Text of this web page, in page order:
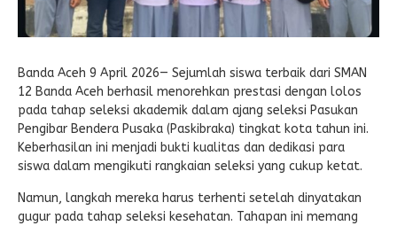
Banda Aceh 9 April 2026— Sejumlah siswa terbaik dari SMAN
12 Banda Aceh berhasil menorehkan prestasi dengan lolos
pada tahap seleksi akademik dalam ajang seleksi Pasukan
Pengibar Bendera Pusaka (Paskibraka) tingkat kota tahun ini.
Keberhasilan ini menjadi bukti kualitas dan dedikasi para
siswa dalam mengikuti rangkaian seleksi yang cukup ketat.
Namun, langkah mereka harus terhenti setelah dinyatakan
gugur pada tahap seleksi kesehatan. Tahapan ini memang